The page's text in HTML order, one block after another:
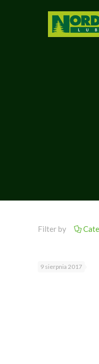
Filter by
9 sierpnia 2017